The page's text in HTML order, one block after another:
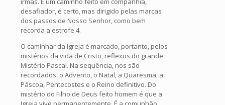
desafiador, é certo, mas dirigido pelas marcas
dos passos de Nosso Senhor, como bem
recorda a estrofe 4.
O caminhar da Igreja é marcado, portanto, pelos
mistérios da vida de Cristo, reflexos do grande
Mistério Pascal. Na sequência, nos são
recordados: o Advento, o Natal, a Quaresma, a
Páscoa, Pentecostes e o Reino definitivo. Do
mistério do Filho de Deus feito homem é que a